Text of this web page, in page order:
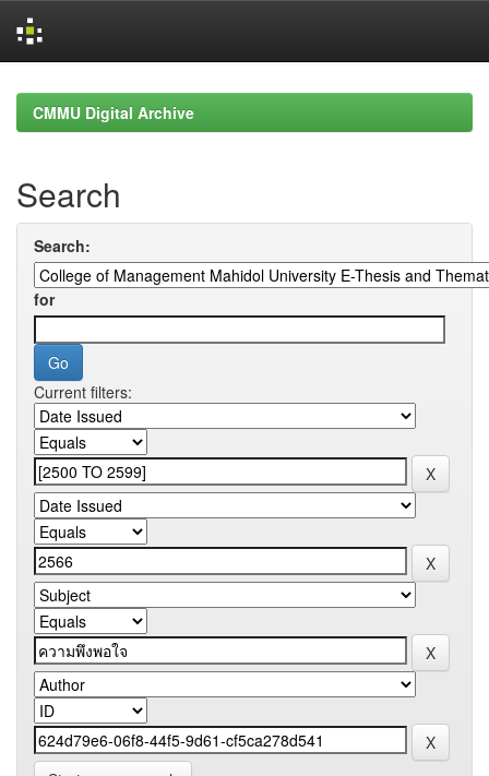
navigationCMMU Digital Archive
Search
Search:
for
Current filters: